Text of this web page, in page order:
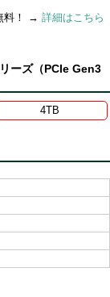
料！ → 詳細はこちら
ーズ（PCIe Gen3
4TB